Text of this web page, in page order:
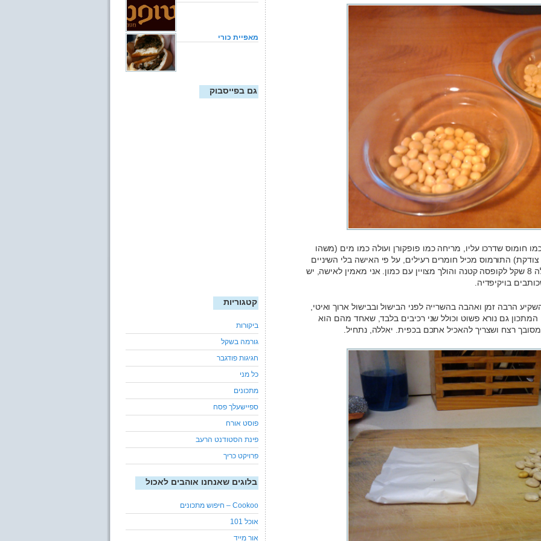
חומוס שדרכו עליו, מריחה כמו פופקורן ועולה כמו מים (משהו
צודקת) התורמוס מכיל חומרים רעילים, על פי האישה בלי השיניים
בכניסה לשוק הפשפשים ביפו התורמוס עולה 8 שקל לקופסה קטנה והולך מצויין עם כמון. אני מאמין לאישה, יש
בויקיפדיה.
הרבה זמן ואהבה בהשרייה לפני הבישול ובבישול ארוך ואיטי,
גם נורא פשוט וכולל שני רכיבים בלבד, שאחד מהם הוא
רצח ושצריך להאכיל אתכם בכפית. יאללה, נתחיל.
מאפיית כורי
גם בפייסבוק
קטגוריות
ביקורות
גורמה בשקל
חגיגות פודגבר
כל מני
מתכונים
ספיישעלך פסח
פוסט אורח
פינת הסטודנט הרעב
פרויקט כריך
בלוגים שאנחנו אוהבים לאכול
Cookoo – חיפוש מתכונים
אוכל 101
אור מייד